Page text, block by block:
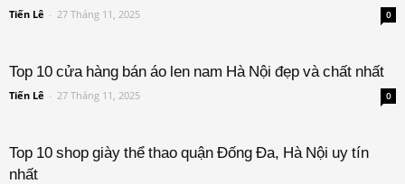
Tiến Lê - 27 Tháng 11, 2025 0
Top 10 cửa hàng bán áo len nam Hà Nội đẹp và chất nhất
Tiến Lê - 27 Tháng 11, 2025 0
Top 10 shop giày thể thao quận Đống Đa, Hà Nội uy tín
nhất